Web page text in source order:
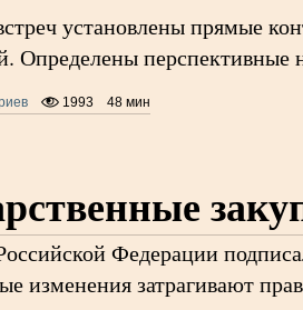
установлены прямые
Определены перспективные
1993 48 мин
Федерации
изменения затрагивают